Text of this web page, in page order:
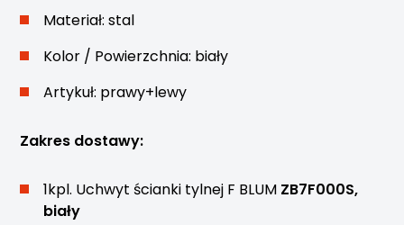
Materiał: stal
Kolor / Powierzchnia: biały
Artykuł: prawy+lewy
Zakres dostawy:
1kpl. Uchwyt ścianki tylnej F BLUM ZB7F000S,
biały